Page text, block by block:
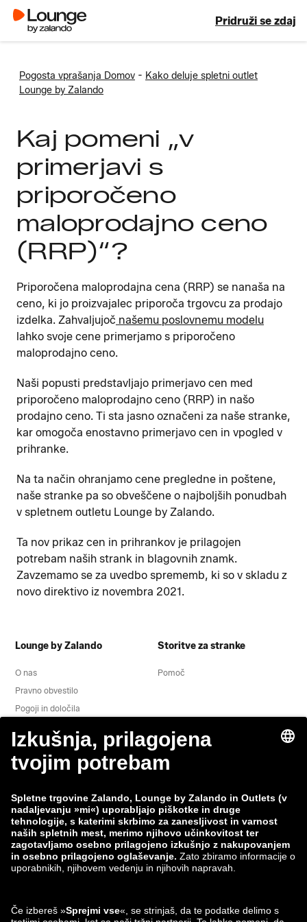
Pridruži se zdaj
Pogosta vprašanja Domov - Kako deluje spletni outlet
Lounge by Zalando
Kaj pomeni „v
primerjavi s
priporočeno
maloprodajno ceno
(RRP)“?
Priporočena maloprodajna cena (RRP) se nanaša na
ceno, ki jo proizvajalec priporoča trgovcu za prodajo
izdelka. Zahvaljujoč našemu poslovnemu modelu
lahko svoje cene primerjamo s priporočeno
maloprodajno ceno.
Naši popusti predstavljajo primerjavo cen med
priporočeno maloprodajno ceno (RRP) in našo
prodajno ceno. Ti sta jasno označeni za naše stranke,
kar omogoča enostavno primerjavo cen in vpogled v
prihranke.
Na ta način ohranjamo cene pregledne in poštene,
naše stranke pa so obveščene o najboljših ponudbah
v spletnem outletu Lounge by Zalando.
Ta nov prikaz cen in prihrankov je prilagojen
potrebam naših strank in blagovnih znamk.
Zavzemamo se za uvedbo sprememb, ki so v skladu z
novo direktivo iz novembra 2021.
Lounge by Zalando
O nas
Pravno obvestilo
Pogoji in določila
Odstop
Delovna mesta
Prijavi ranljivost
Varnost izdelka
Storitve za stranke
Pomoč
Skupina Zalando
Zalando
Načini plačila